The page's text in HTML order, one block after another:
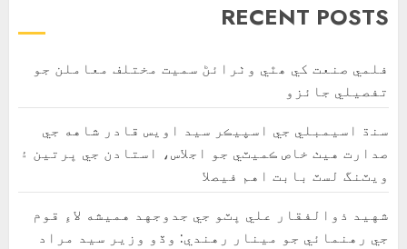
RECENT POSTS
فلمي صنعت کي ھٿي وٺرائڻ سميت مختلف معاملن جو
تفصيلي جائزو
سنڌ اسيمبلي جي اسپيڪر سيد اويس قادر شاهه جي
صدارت هيٺ خاص ڪميٽي جو اجلاس، استادن جي ڀرتين ۽
ويٽنگ لسٽ بابت اهم فيصلا
شهيد ذوالفقار علي ڀٽو جي جدوجهد هميشه لاءِ قوم
جي رهنمائي جو مينار رهندي: وڏو وزير سيد مراد